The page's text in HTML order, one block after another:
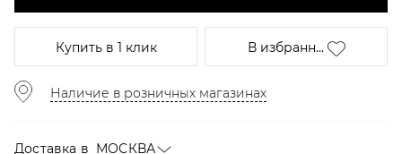
Купитьв 1 клик В избранн...
Наличие в розничных магазинах
Доставка в МОСКВА